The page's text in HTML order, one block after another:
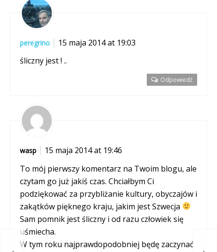
peregrino
15 maja 2014 at 19:03
śliczny jest ! ..
Odpowiedź
wasp
15 maja 2014 at 19:46
To mój pierwszy komentarz na Twoim blogu, ale
czytam go już jakiś czas. Chciałbym Ci
podziękować za przybliżanie kultury, obyczajów i
zakątków pięknego kraju, jakim jest Szwecja
Sam pomnik jest śliczny i od razu człowiek się
uśmiecha.
W tym roku najprawdopodobniej będę zaczynać